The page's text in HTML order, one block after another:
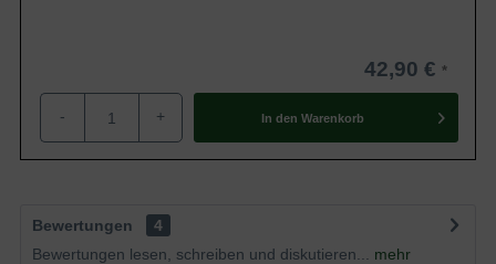
42,90 €
- + In den Warenkorb
Bewertungen
4
Bewertungen lesen, schreiben und diskutieren...
mehr